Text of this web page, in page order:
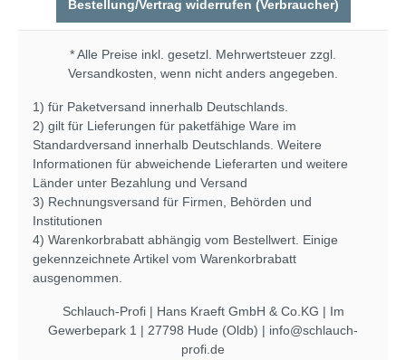
Bestellung/Vertrag widerrufen (Verbraucher)
* Alle Preise inkl. gesetzl. Mehrwertsteuer zzgl.
Versandkosten, wenn nicht anders angegeben.
1) für Paketversand innerhalb Deutschlands.
2) gilt für Lieferungen für paketfähige Ware im
Standardversand innerhalb Deutschlands. Weitere
Informationen für abweichende Lieferarten und weitere
Länder unter Bezahlung und Versand
3) Rechnungsversand für Firmen, Behörden und
Institutionen
4) Warenkorbrabatt abhängig vom Bestellwert. Einige
gekennzeichnete Artikel vom Warenkorbrabatt
ausgenommen.
Schlauch-Profi | Hans Kraeft GmbH & Co.KG | Im
Gewerbepark 1 | 27798 Hude (Oldb) | info@schlauch-
profi.de